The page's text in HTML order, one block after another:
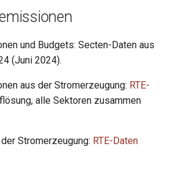
und Budgets: Secten-Daten aus
(Juni 2024).
aus der Stromerzeugung: RTE-
alle Sektoren zusammen
Stromerzeugung: RTE-Daten